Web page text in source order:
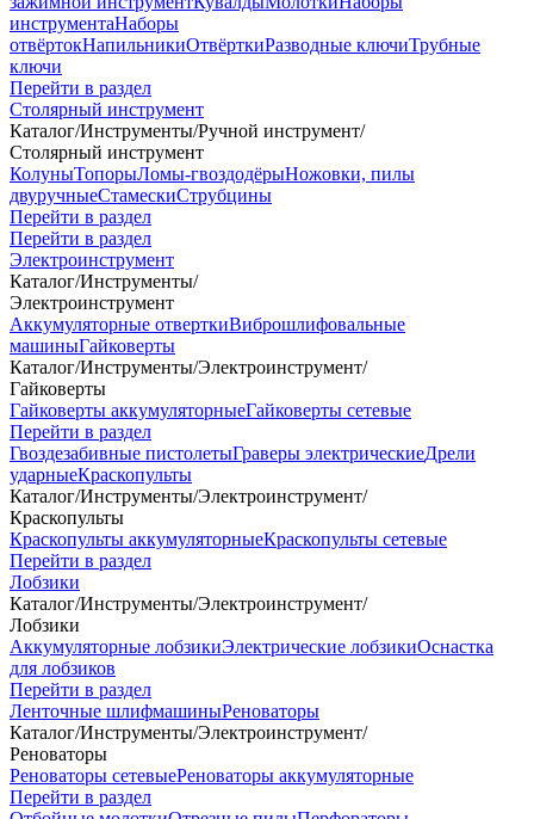
инструментаНаборы
отвёртокНапильникиОтвёрткиРазводные ключиТрубные
ключи
Перейти в раздел
Столярный инструмент
Каталог/Инструменты/Ручной инструмент/
Столярный инструмент
КолуныТопорыЛомы-гвоздодёрыНожовки, пилы
двуручныеСтамескиСтрубцины
Перейти в раздел
Перейти в раздел
Электроинструмент
Каталог/Инструменты/
Электроинструмент
Аккумуляторные отверткиВиброшлифовальные
машиныГайковерты
Каталог/Инструменты/Электроинструмент/
Гайковерты
Гайковерты аккумуляторныеГайковерты сетевые
Перейти в раздел
Гвоздезабивные пистолетыГраверы электрическиеДрели
ударныеКраскопульты
Каталог/Инструменты/Электроинструмент/
Краскопульты
Краскопульты аккумуляторныеКраскопульты сетевые
Перейти в раздел
Лобзики
Каталог/Инструменты/Электроинструмент/
Лобзики
Аккумуляторные лобзикиЭлектрические лобзикиОснастка
для лобзиков
Перейти в раздел
Ленточные шлифмашиныРеноваторы
Каталог/Инструменты/Электроинструмент/
Реноваторы
Реноваторы сетевыеРеноваторы аккумуляторные
Перейти в раздел